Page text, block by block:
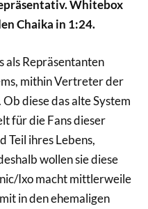
Whitebox
Chaika in 1:24.
als Repräsentanten
mithin Vertreter der
diese das alte System
für die Fans dieser
Teil ihres Lebens,
wollen sie diese
Ixo macht mittlerweile
in den ehemaligen